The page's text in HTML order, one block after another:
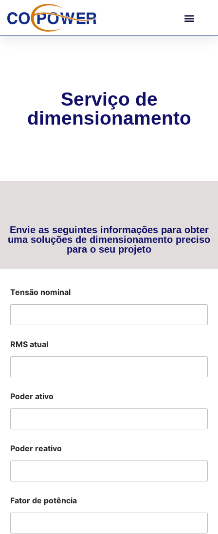
Serviço de
dimensionamento
Envie as seguintes informações para obter
uma soluções de dimensionamento preciso
para o seu projeto
Tensão nominal
RMS atual
Poder ativo
Poder reativo
Fator de potência